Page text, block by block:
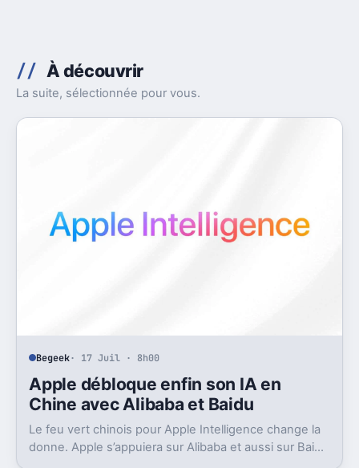
À découvrir
La suite, sélectionnée pour vous.
Begeek· 17 Juil · 8h00
Apple débloque enfin son IA en
Chine avec Alibaba et Baidu
Le feu vert chinois pour Apple Intelligence change la
donne. Apple s’appuiera sur Alibaba et aussi sur Baidu